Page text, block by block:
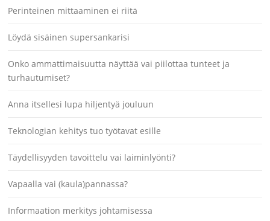
Perinteinen mittaaminen ei riitä
Löydä sisäinen supersankarisi
Onko ammattimaisuutta näyttää vai piilottaa tunteet ja
turhautumiset?
Anna itsellesi lupa hiljentyä jouluun
Teknologian kehitys tuo työtavat esille
Täydellisyyden tavoittelu vai laiminlyönti?
Vapaalla vai (kaula)pannassa?
Informaation merkitys johtamisessa